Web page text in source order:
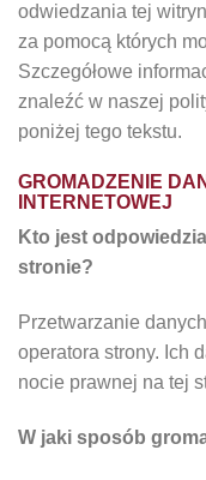
odwiedzania tej
za pomocą których
Szczegółowe
znaleźć w naszej
poniżej tego tekstu.
GROMADZENIE
INTERNETOWEJ
Kto jest
stronie?
Przetwarzanie
operatora strony. Ich
nocie prawnej na tej
W jaki sposób